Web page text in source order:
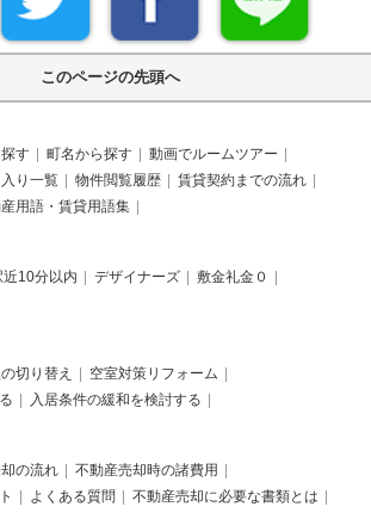
このページの先頭へ
す 町名から探す
動画でルームツアー
り一覧 物件閲覧履歴
賃貸契約までの流れ
用語・賃貸用語集
近10分以内 デザイナーズ
敷金礼金０
切り替え
空室対策リフォーム
入居条件の緩和を検討する
の流れ
不動産売却時の諸費用
よくある質問 不動産売却に必要な書類とは